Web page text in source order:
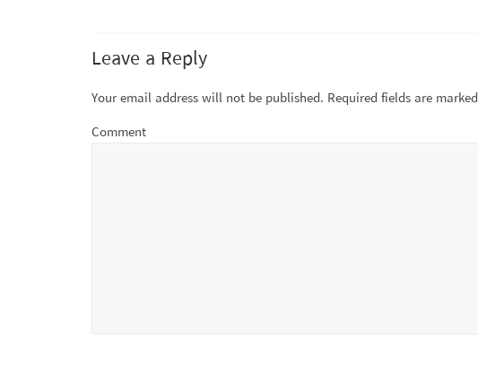
Leave a Reply
Your email address will not be published. Required fields are marked
Comment